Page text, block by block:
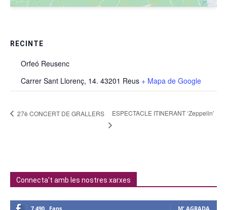
RECINTE
Orfeó Reusenc
Carrer Sant Llorenç, 14. 43201 Reus + Mapa de Google
27è CONCERT DE GRALLERS ESPECTACLE ITINERANT ‘Zeppelin’
Connecta't amb les nostres xarxes
7,490 Fans M' AGRADA